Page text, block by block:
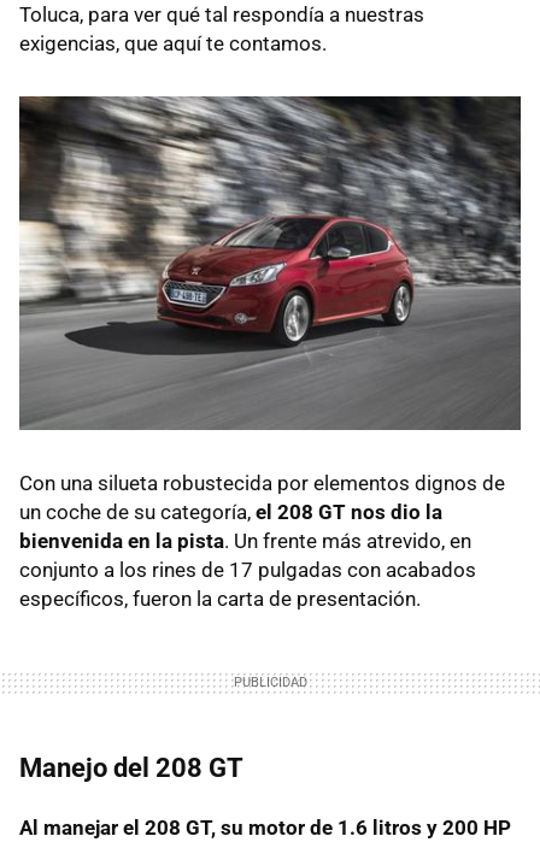
Toluca, para ver qué tal respondía a nuestras
exigencias, que aquí te contamos.
Con una silueta robustecida por elementos dignos de
un coche de su categoría, el 208 GT nos dio la
bienvenida en la pista. Un frente más atrevido, en
conjunto a los rines de 17 pulgadas con acabados
específicos, fueron la carta de presentación.
Manejo del 208 GT
Al manejar el 208 GT, su motor de 1.6 litros y 200 HP